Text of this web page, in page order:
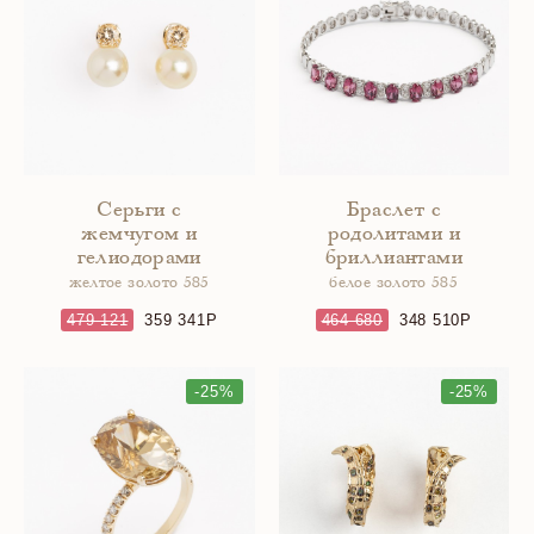
Серьги с
жемчугом и
гелиодорами
желтое золото 585
479 121 359 341
Браслет с
родолитами и
бриллиантами
белое золото 585
464 680 348 510
-25% -25%